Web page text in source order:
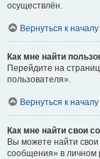
осуществлён.
Вернуться к началу
Как мне найти
Перейдите на
пользователя».
Вернуться к началу
Как мне найти свои
Вы можете найти
сообщения» в личном